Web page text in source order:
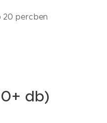
20 percben
db)